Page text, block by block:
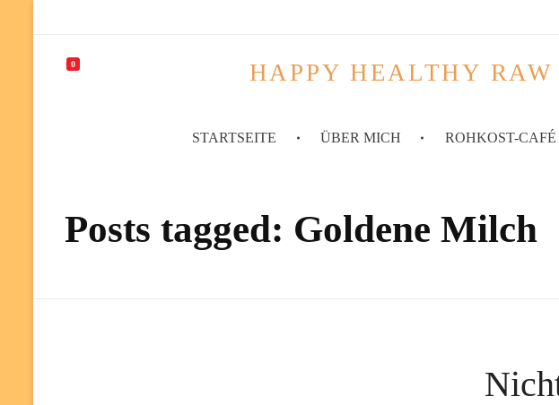
HAPPY HEALTHY
0
STARTSEITE ÜBER MICH ROHKOST-CAFÉ
Posts tagged: Goldene Milch